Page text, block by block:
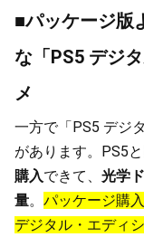
■パッケージ版
な「PS5 デジ
メ
一方で「PS5 デジ
があります。PS5
購入できて、 光学
量。 パッケージ購
デジタル・エディ